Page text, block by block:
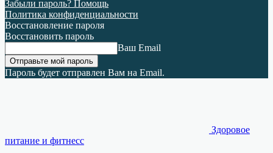
Забыли пароль? Помощь
Политика конфиденциальности
Восстановление пароля
Восстановить пароль
Ваш Email
Пароль будет отправлен Вам на Email.
Здоровое
питание и фитнесс